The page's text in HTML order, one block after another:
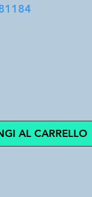
AL CARRELLO